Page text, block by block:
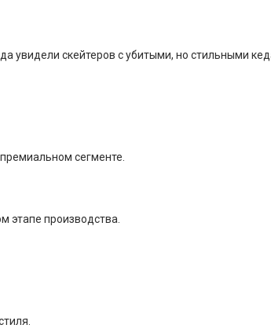
увидели скейтеров с убитыми, но стильными
сегменте.
этапе производства.